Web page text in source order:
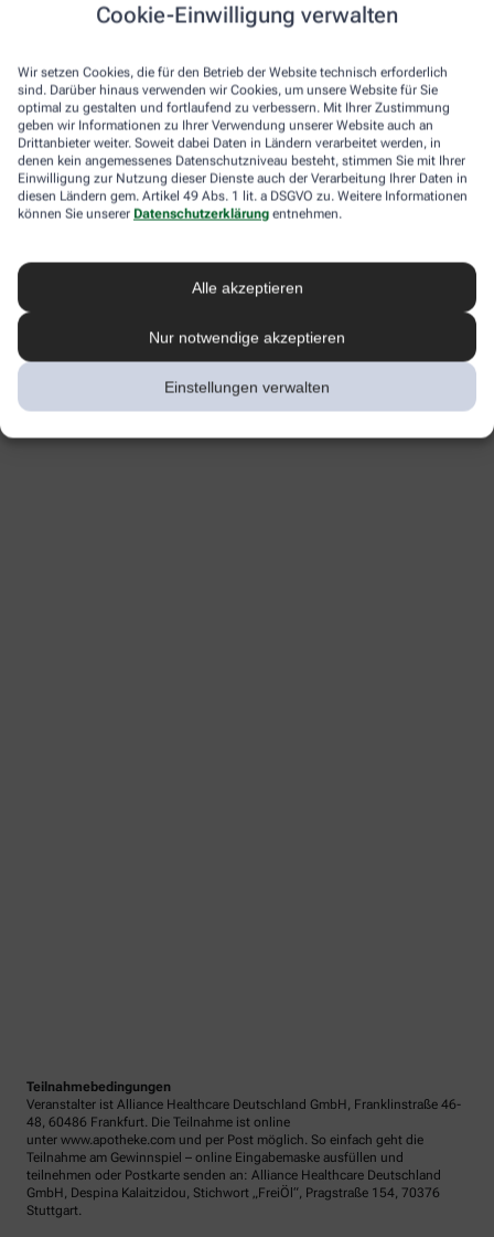
Cookie-Einwilligung verwalten
Wir setzen Cookies, die für den Betrieb der Website technisch erforderlich
sind. Darüber hinaus verwenden wir Cookies, um unsere Website für Sie
optimal zu gestalten und fortlaufend zu verbessern. Mit Ihrer Zustimmung
geben wir Informationen zu Ihrer Verwendung unserer Website auch an
Drittanbieter weiter. Soweit dabei Daten in Ländern verarbeitet werden, in
denen kein angemessenes Datenschutzniveau besteht, stimmen Sie mit Ihrer
Einwilligung zur Nutzung dieser Dienste auch der Verarbeitung Ihrer Daten in
diesen Ländern gem. Artikel 49 Abs. 1 lit. a DSGVO zu. Weitere Informationen
können Sie unserer Datenschutzerklärung entnehmen.
Alle akzeptieren
Nur notwendige akzeptieren
Einstellungen verwalten
Teilnahmebedingungen
Veranstalter ist Alliance Healthcare Deutschland GmbH, Franklinstraße 46-
48, 60486 Frankfurt. Die Teilnahme ist online
unter www.apotheke.com und per Post möglich. So einfach geht die
Teilnahme am Gewinnspiel – online Eingabemaske ausfüllen und
teilnehmen oder Postkarte senden an: Alliance Healthcare Deutschland
GmbH, Despina Kalaitzidou, Stichwort „FreiÖl“, Pragstraße 154, 70376
Stuttgart.